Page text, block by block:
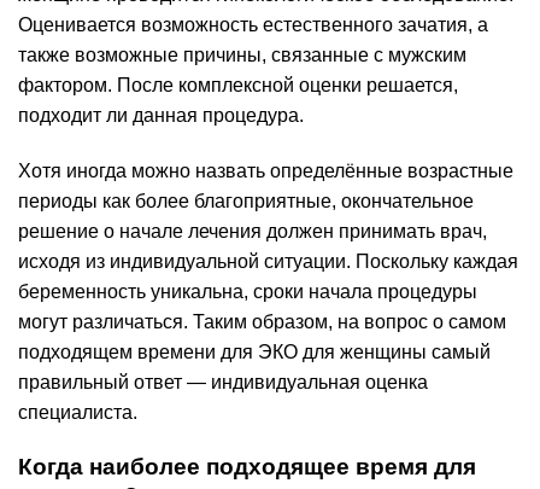
Оценивается возможность естественного зачатия, а
также возможные причины, связанные с мужским
фактором. После комплексной оценки решается,
подходит ли данная процедура.
Хотя иногда можно назвать определённые возрастные
периоды как более благоприятные, окончательное
решение о начале лечения должен принимать врач,
исходя из индивидуальной ситуации. Поскольку каждая
беременность уникальна, сроки начала процедуры
могут различаться. Таким образом, на вопрос о самом
подходящем времени для ЭКО для женщины самый
правильный ответ — индивидуальная оценка
специалиста.
Когда наиболее подходящее время для